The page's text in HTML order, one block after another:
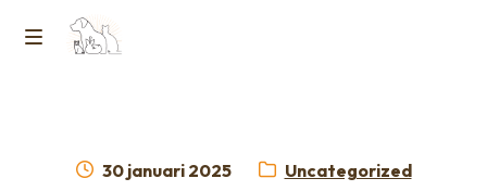
Ga
Ga
Geplaatst
30 januari 2025 Categorie:
Uncategorized